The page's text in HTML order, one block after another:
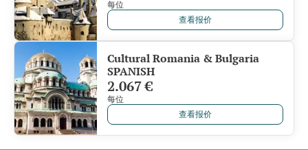
每位
查看报价
Cultural Romania & Bulgaria
SPANISH
2.067 €
每位
查看报价